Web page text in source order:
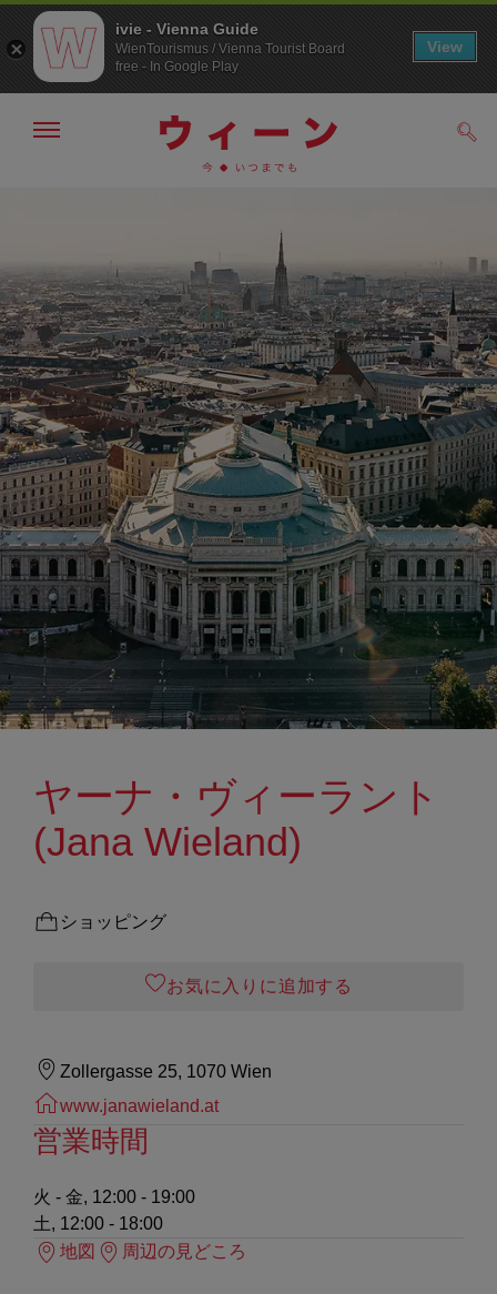
へ
ジ
の
ト
ッ
プ
へ
メ
非
表
示
ヤーナ・ヴィーラント
(Jana Wieland)
ショッピング
お気に入りに追加する
Zollergasse 25, 1070 Wien
www.janawieland.at
営業時間
火 - 金, 12:00 - 19:00
土, 12:00 - 18:00
地図
周辺の見どころ
ivie - Vienna Guide
WienTourismus / Vienna Tourist Board
free - In Google Play
View